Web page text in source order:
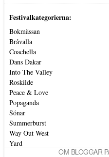
Festivalkategorierna:
Bokmässan
Bråvalla
Coachella
Dans Dakar
Into The Valley
Roskilde
Peace & Love
Popaganda
Sónar
Summerburst
Way Out West
Yard
OM BLOGGAR